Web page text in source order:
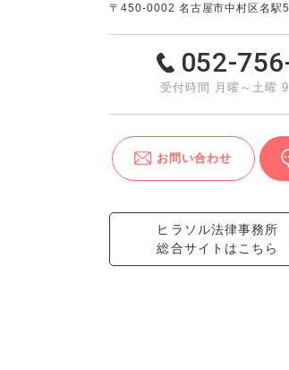
〒450-0002 名古屋市中村区名
052-
受付時間 月曜～土曜
お問い合わせ
ヒラソル法律事務所
総合サイトはこちら